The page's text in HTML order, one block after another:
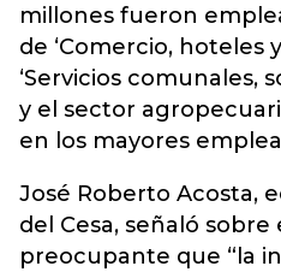
millones fueron
de ‘Comercio, hoteles
‘Servicios comunales,
y el sector
en los mayores
José Roberto Acosta,
del Cesa, señaló
preocupante que “la